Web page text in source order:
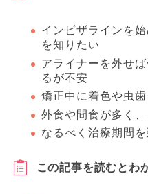
インビザラインを
を知りたい
アライナーを外せ
るが不安
矯正中に着色や虫
外食や間食が多く
なるべく治療期間
この記事を読むとわ